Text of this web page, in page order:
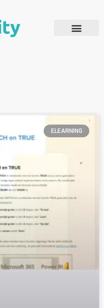
ELEARNING